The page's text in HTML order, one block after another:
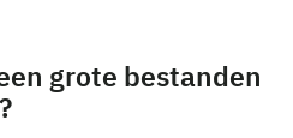
grote bestanden